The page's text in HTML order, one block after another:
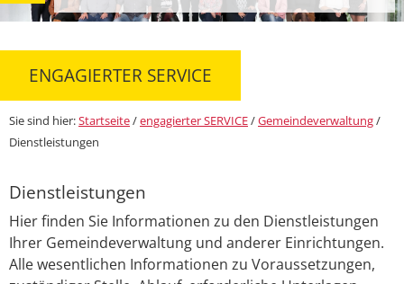
ENGAGIERTER SERVICE
Sie sind hier:Startseite/engagierter SERVICE/Gemeindeverwaltung/
Dienstleistungen
Dienstleistungen
Hier finden Sie Informationen zu den Dienstleistungen
Ihrer Gemeindeverwaltung und anderer Einrichtungen.
Alle wesentlichen Informationen zu Voraussetzungen,